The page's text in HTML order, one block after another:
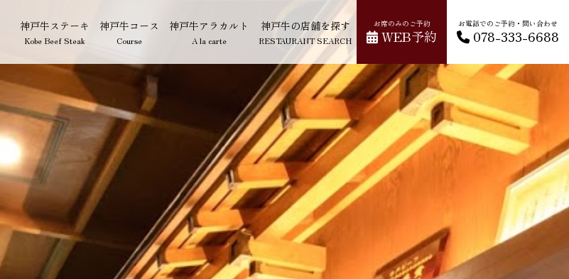
神戸牛ステーキ
Kobe Beef Steak
神戸牛コース
Course
神戸牛アラカルト
A la carte
神戸牛の店舗を探す
RESTAURANT SEARCH
お席のみのご予約
WEB予約
お電話でのご予約・問い合わせ
078-333-6688